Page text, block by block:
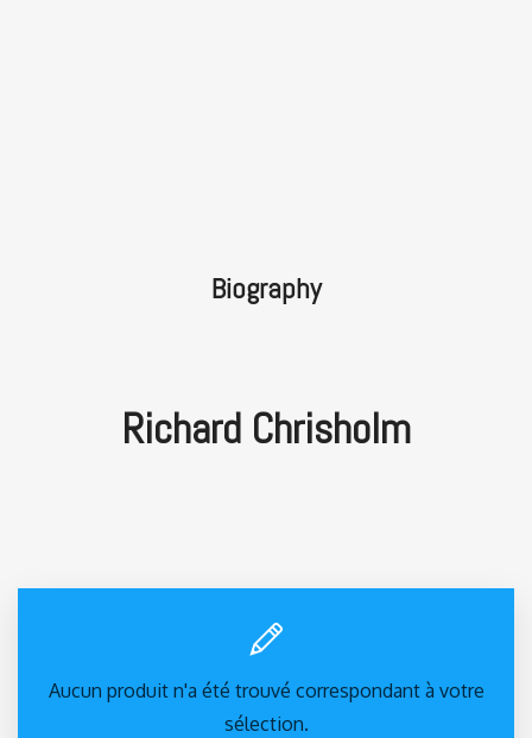
Biography
Richard Chrisholm
Aucun produit n'a été trouvé correspondant à votre
sélection.